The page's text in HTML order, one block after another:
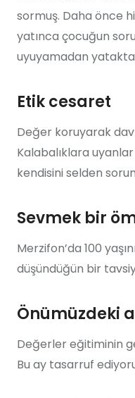
sormuş. Daha önce
yatınca çocuğun
uyuyamadan
Etik cesaret
Değer koruyarak
Kalabalıklara
kendisini selden
Sevmek bir
Merzifon’da 100
düşündüğün bir
Önümüzdeki
Değerler eğitiminin
Bu ay tasarruf